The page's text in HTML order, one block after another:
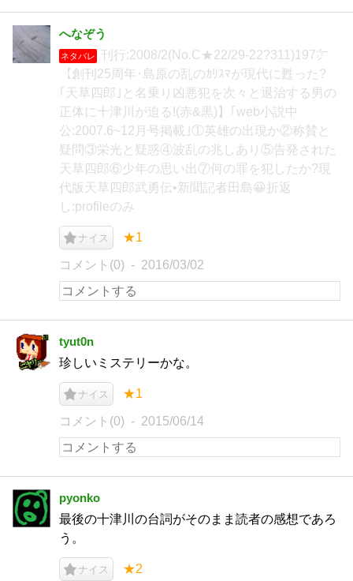
へなぞう
ネタバレ
刊行:2008/2(No.C★22/29-22?311)197㌻
【創刊25周年･島原の乱のｶﾘｽﾏが現代に甦った?
｢天草四郎｣と名乗り凶悪犯を次々と退治する男の
正体に十津川が迫る!(赤&黒)】｢web小説中
公:2007.6~12月号掲載｣①英雄の出現か②称賛と
疑問③栄光と疑惑④波乱の兆しあり⑤告発された
天草四郎⑥少年の思い出⑦何の罪を犯したか?現
代版天草四郎武勇伝•新聞記者田島😀折返
し:profileのみ
ナイス ★1
コメント(0) 2016/03/02
tyut0n
珍しいミステリーかな。
ナイス ★1
コメント(0) 2015/06/14
pyonko
最後の十津川の台詞がそのまま読者の感想であろ
う。
ナイス ★2